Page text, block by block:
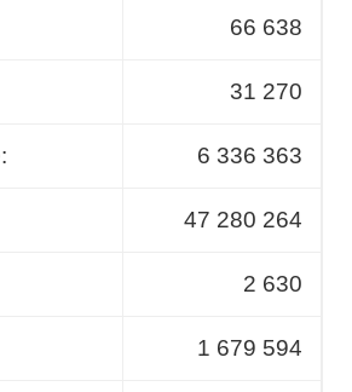
66 638
31 270
6 336 363
47 280 264
2 630
1 679 594